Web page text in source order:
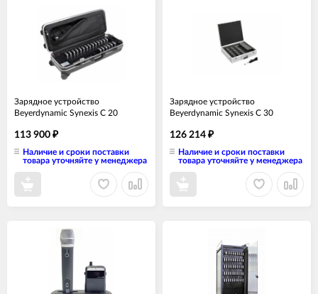
Зарядное устройство
Beyerdynamic Synexis C 20
113 900 ₽
Наличие и сроки поставки
товара уточняйте у менеджера
Зарядное устройство
Beyerdynamic Synexis C 30
126 214 ₽
Наличие и сроки поставки
товара уточняйте у менеджера